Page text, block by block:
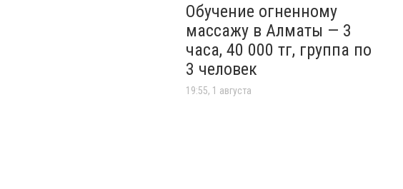
Обучение огненному
массажу в Алматы — 3
часа, 40 000 тг, группа по
3 человек
19:55, 1 августа